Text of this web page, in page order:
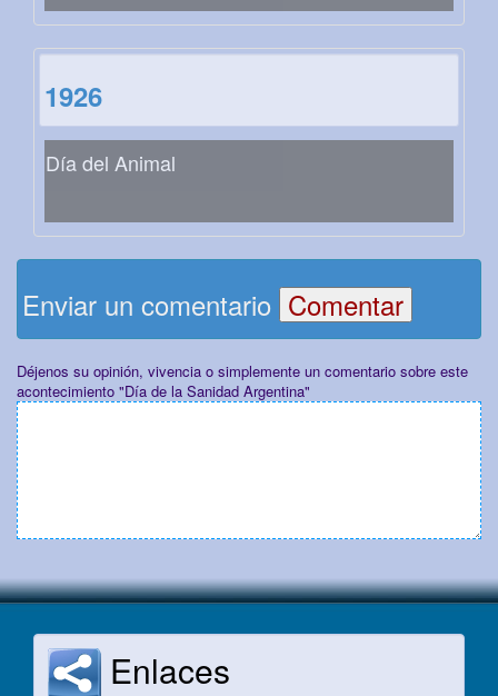
1926
Día del Animal
Enviar un comentario
Déjenos su opinión, vivencia o simplemente un comentario sobre este
acontecimiento "Día de la Sanidad Argentina"
Enlaces